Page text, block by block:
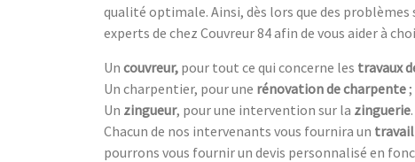
qualité optimale. Ainsi, dès lors que des problèmes
experts de chez Couvreur 84 afin de vous aider à
Un couvreur, pour tout ce qui concerne les travaux
Un charpentier, pour une rénovation de charpente ;
Un zingueur, pour une intervention sur la zinguerie.
Chacun de nos intervenants vous fournira un
pourrons vous fournir un devis personnalisé en